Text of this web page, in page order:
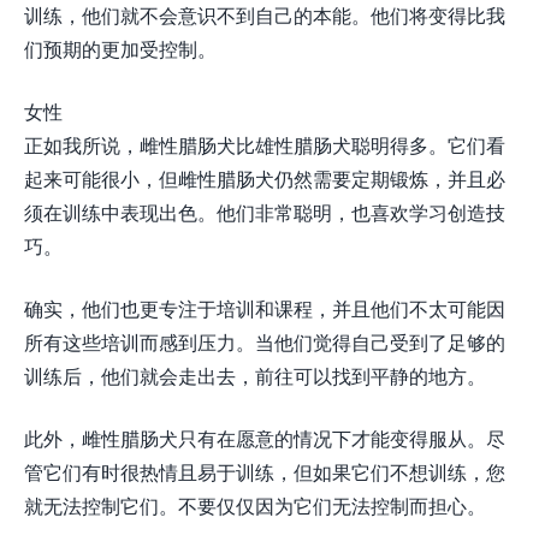
训练，他们就不会意识不到自己的本能。他们将变得比我
们预期的更加受控制。
女性
正如我所说，雌性腊肠犬比雄性腊肠犬聪明得多。它们看
起来可能很小，但雌性腊肠犬仍然需要定期锻炼，并且必
须在训练中表现出色。他们非常聪明，也喜欢学习创造技
巧。
确实，他们也更专注于培训和课程，并且他们不太可能因
所有这些培训而感到压力。当他们觉得自己受到了足够的
训练后，他们就会走出去，前往可以找到平静的地方。
此外，雌性腊肠犬只有在愿意的情况下才能变得服从。尽
管它们有时很热情且易于训练，但如果它们不想训练，您
就无法控制它们。不要仅仅因为它们无法控制而担心。